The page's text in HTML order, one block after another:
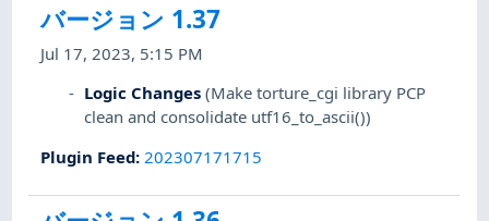
バージョン 1.37
Jul 17, 2023, 5:15 PM
Logic Changes (Make torture_cgi library PCP
clean and consolidate utf16_to_ascii())
Plugin Feed: 202307171715